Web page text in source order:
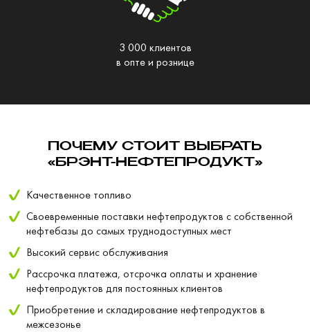
3 000 клиентов
в опте и рознице
ПОЧЕМУ СТОИТ ВЫБРАТЬ
«БРЭНТ-НЕФТЕПРОДУКТ»
Качественное топливо
Своевременные поставки нефтепродуктов с собственной
нефтебазы до самых труднодоступных мест
Высокий сервис обслуживания
Рассрочка платежа, отсрочка оплаты и хранение
нефтепродуктов для постоянных клиентов
Приобретение и складирование нефтепродуктов в
межсезонье